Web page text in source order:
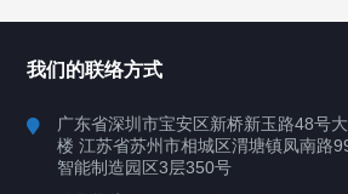
行业案例
我们的联络方式
广东省深圳市宝安区新桥新玉路48号
楼 江苏省苏州市相城区渭塘镇凤南路
智能制造园区3层350号